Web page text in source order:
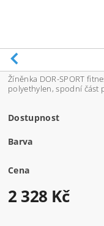
Žíněnka DOR-SPORT
polyethylen, spodní část
Dostupnost
Barva
Cena
2 328 Kč